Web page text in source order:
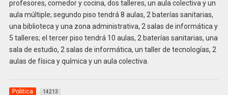
profesores, comedor y cocina, dos talleres, un aula colectiva y un
aula múltiple; segundo piso tendrá 8 aulas, 2 baterías sanitarias,
una biblioteca y una zona administrativa, 2 salas de informática y
5 talleres; el tercer piso tendrá 10 aulas, 2 baterías sanitarias, una
sala de estudio, 2 salas de informática, un taller de tecnologías, 2
aulas de física y química y un aula colectiva.
Politica 14213